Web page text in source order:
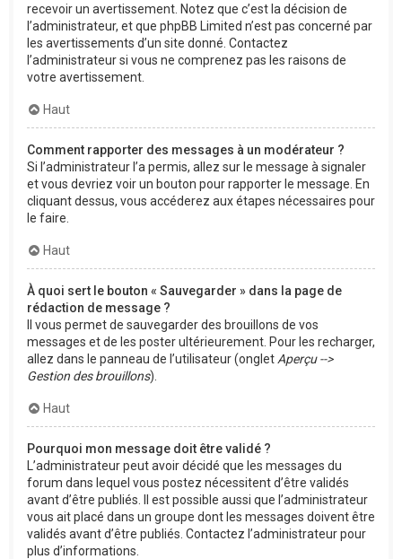
recevoir un avertissement. Notez que c’est la décision de
l’administrateur, et que phpBB Limited n’est pas concerné par
les avertissements d’un site donné. Contactez
l’administrateur si vous ne comprenez pas les raisons de
votre avertissement.
Haut
Comment rapporter des messages à un modérateur ?
Si l’administrateur l’a permis, allez sur le message à signaler
et vous devriez voir un bouton pour rapporter le message. En
cliquant dessus, vous accéderez aux étapes nécessaires pour
le faire.
Haut
À quoi sert le bouton « Sauvegarder » dans la page de
rédaction de message ?
Il vous permet de sauvegarder des brouillons de vos
messages et de les poster ultérieurement. Pour les recharger,
allez dans le panneau de l’utilisateur (onglet Aperçu -->
Gestion des brouillons).
Haut
Pourquoi mon message doit être validé ?
L’administrateur peut avoir décidé que les messages du
forum dans lequel vous postez nécessitent d’être validés
avant d’être publiés. Il est possible aussi que l’administrateur
vous ait placé dans un groupe dont les messages doivent être
validés avant d’être publiés. Contactez l’administrateur pour
plus d’informations.